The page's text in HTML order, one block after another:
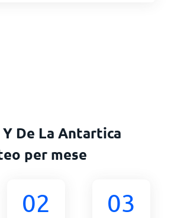
De La Antartica
per mese
02 03